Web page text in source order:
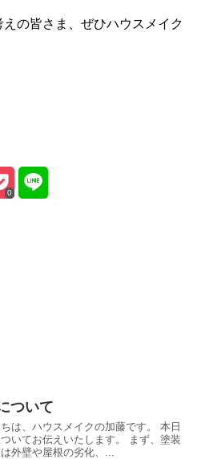
の皆さま、ぜひハウスメイク
0
ついて
は、ハウスメイクの加藤です。 本日
いてお伝えいたします。 まず、塗装
外壁や屋根の劣化、...